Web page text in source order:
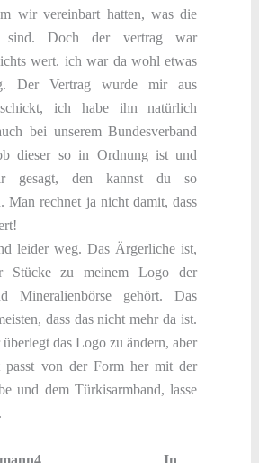
wir vereinbart hatten, was die
sind. Doch der vertrag war
wert. ich war da wohl etwas
Der Vertrag wurde mir aus
ich habe ihn natürlich
bei unserem Bundesverband
dieser so in Ordnung ist und
gesagt, den kannst du so
Man rechnet ja nicht damit, dass
leider weg. Das Ärgerliche ist,
Stücke zu meinem Logo der
Mineralienbörse gehört. Das
dass das nicht mehr da ist.
überlegt das Logo zu ändern, aber
passt von der Form her mit der
und dem Türkisarmband, lasse
In